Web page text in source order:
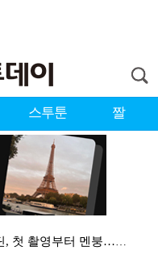
스투툰 짤
'우리동네 전성시대' 딘딘, 첫 촬영부터 멘붕…시작부터…